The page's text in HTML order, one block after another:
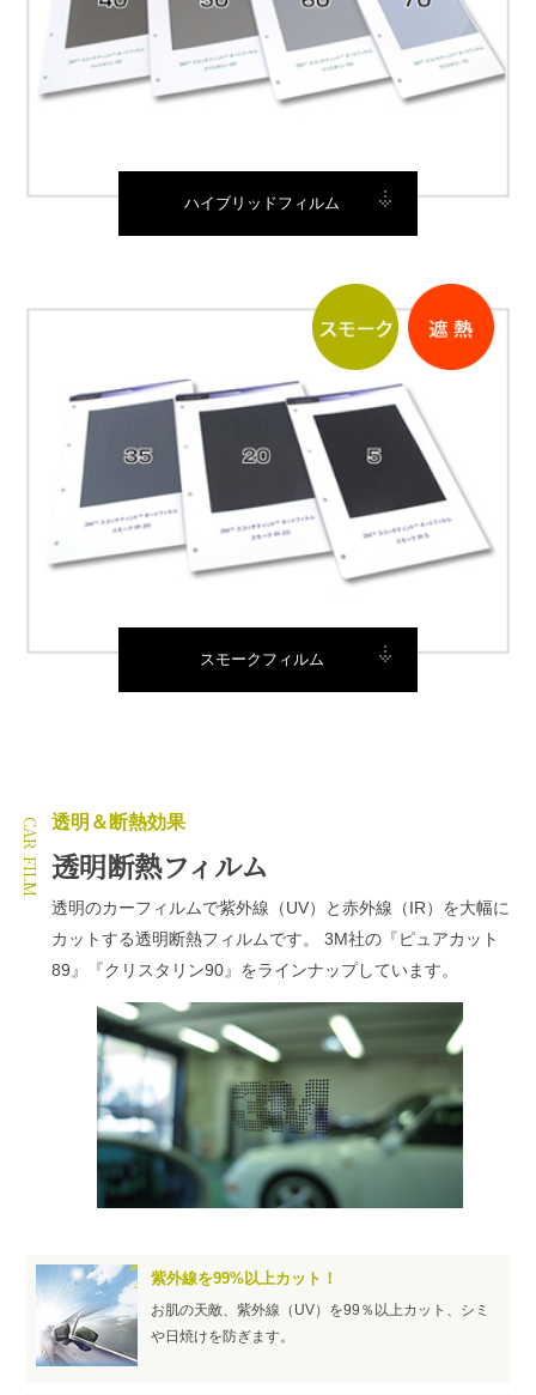
ハイブリッドフィルム
スモークフィルム
透明＆断熱効果
透明断熱フィルム
透明のカーフィルムで紫外線（UV）と赤外線（IR）を大幅に
カットする透明断熱フィルムです。 3M社の『ピュアカット
89』『クリスタリン90』をラインナップしています。
紫外線を99%以上カット！
お肌の天敵、紫外線（UV）を99％以上カット、シミ
や日焼けを防ぎます。